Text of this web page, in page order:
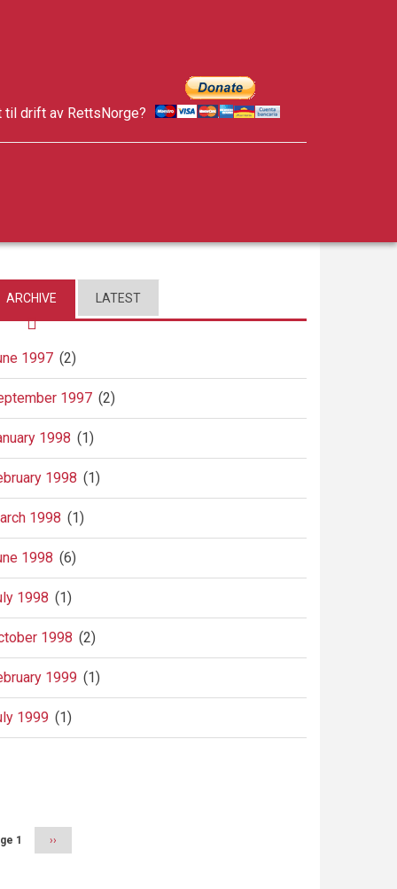
til drift av RettsNorge?
ARCHIVE LATEST
1997 (2)
1997 (2)
1998 (1)
1998 (1)
1998 (1)
1998 (6)
1998 (1)
1998 (2)
1999 (1)
1999 (1)
1
Next
page
››